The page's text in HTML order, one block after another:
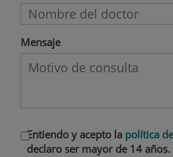
Mensaje
Entiendo y acepto la política
declaro ser mayor de 14 años.